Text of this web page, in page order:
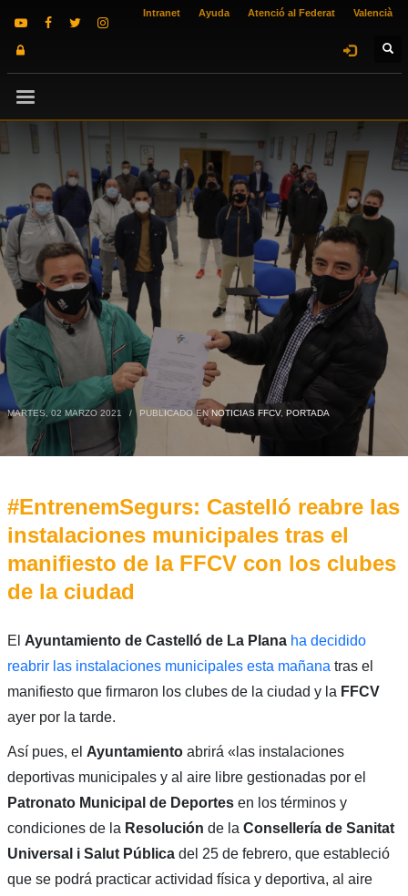
Intranet Ayuda Atenció al Federat Valencià
MARTES, 02 MARZO 2021 / PUBLICADO EN NOTICIAS FFCV, PORTADA
#EntrenemSegurs: Castelló reabre las
instalaciones municipales tras el
manifiesto de la FFCV con los clubes
de la ciudad
El Ayuntamiento de Castelló de La Plana ha decidido
reabrir las instalaciones municipales esta mañanatras el
manifiesto que firmaron los clubes de la ciudad y la FFCV
ayer por la tarde.
Así pues, el Ayuntamientoabrirá «las instalaciones
deportivas municipales y al aire libre gestionadas por el
Patronato Municipal de Deportesen los términos y
condiciones de la Resolución de la Consellería de Sanitat
Universal i Salut Públicadel 25 de febrero, que estableció
que se podrá practicar actividad física y deportiva, al aire